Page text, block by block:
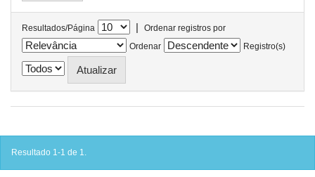
Resultados/Página |
Ordenar registros por
Ordenar
Registro(s)
Resultado 1-1 de 1.